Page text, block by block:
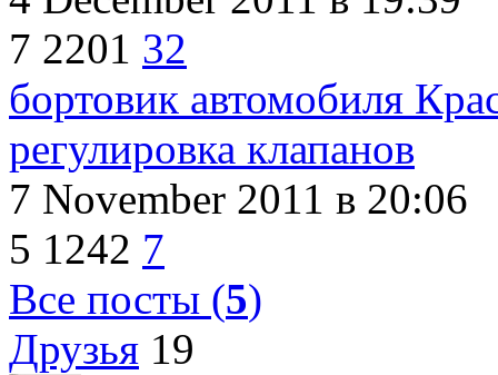
7 2201 32
бортовик автомобиля
регулировка клапанов
7 November 2011 в 20:06
5 1242 7
Все посты (5)
Друзья 19